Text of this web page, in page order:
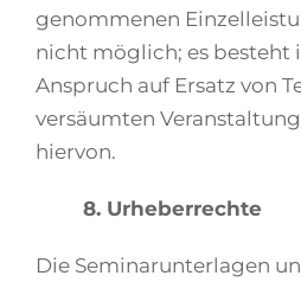
genommenen
nicht möglich; es besteht
Anspruch auf Ersatz von
versäumten
hiervon.
8. Urheberrechte
Die Seminarunterlagen